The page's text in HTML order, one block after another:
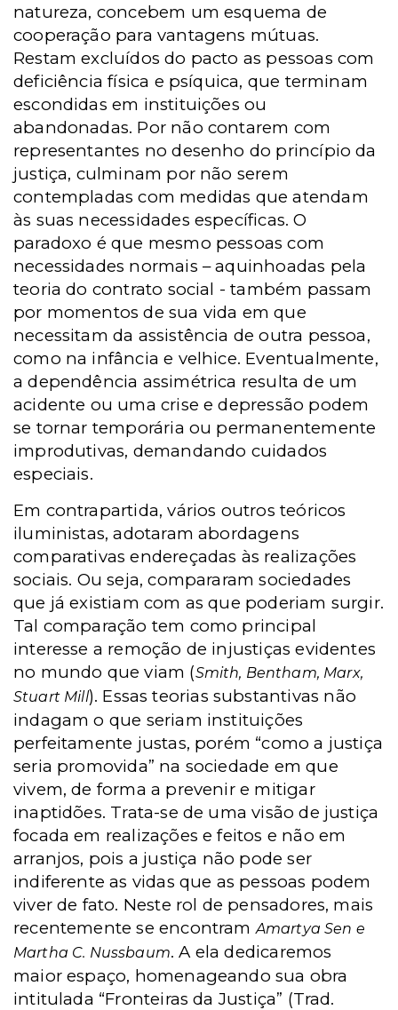
natureza, concebem um esquema de
cooperação para vantagens mútuas.
Restam excluídos do pacto as pessoas com
deficiência física e psíquica, que terminam
escondidas em instituições ou
abandonadas. Por não contarem com
representantes no desenho do princípio da
justiça, culminam por não serem
contempladas com medidas que atendam
às suas necessidades específicas. O
paradoxo é que mesmo pessoas com
necessidades normais – aquinhoadas pela
teoria do contrato social - também passam
por momentos de sua vida em que
necessitam da assistência de outra pessoa,
como na infância e velhice. Eventualmente,
a dependência assimétrica resulta de um
acidente ou uma crise e depressão podem
se tornar temporária ou permanentemente
improdutivas, demandando cuidados
especiais.
Em contrapartida, vários outros teóricos
iluministas, adotaram abordagens
comparativas endereçadas às realizações
sociais. Ou seja, compararam sociedades
que já existiam com as que poderiam surgir.
Tal comparação tem como principal
interesse a remoção de injustiças evidentes
no mundo que viam (Smith, Bentham, Marx,
Stuart Mill). Essas teorias substantivas não
indagam o que seriam instituições
perfeitamente justas, porém “como a justiça
seria promovida” na sociedade em que
vivem, de forma a prevenir e mitigar
inaptidões. Trata-se de uma visão de justiça
focada em realizações e feitos e não em
arranjos, pois a justiça não pode ser
indiferente as vidas que as pessoas podem
viver de fato. Neste rol de pensadores, mais
recentemente se encontramAmartya Sen e
Martha C. Nussbaum. A ela dedicaremos
maior espaço, homenageando sua obra
intitulada “Fronteiras da Justiça” (Trad.